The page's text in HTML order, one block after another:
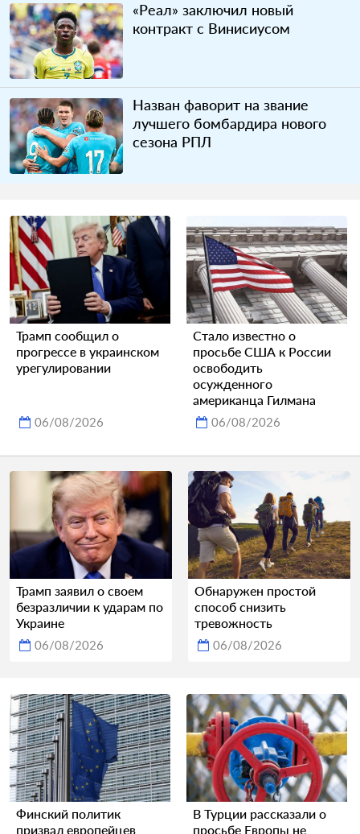
«Реал» заключил новый
контракт с Винисиусом
Назван фаворит на звание
лучшего бомбардира нового
сезона РПЛ
Трамп сообщил о
прогрессе в украинском
урегулировании
06/08/2026
Стало известно о
просьбе США к России
освободить
осужденного
американца Гилмана
06/08/2026
Трамп заявил о своем
безразличии к ударам по
Украине
06/08/2026
Обнаружен простой
способ снизить
тревожность
06/08/2026
Финский политик
призвал европейцев
В Турции рассказали о
просьбе Европы не